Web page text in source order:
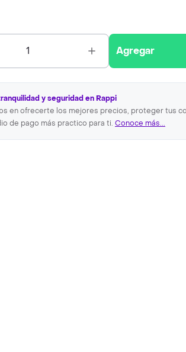
1 Agregar
y seguridad en Rappi
en ofrecerte los mejores precios, proteger tus
de pago más practico para ti. Conoce más...